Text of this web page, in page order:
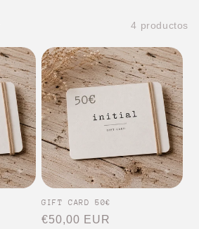
4 productos
GIFT CARD 50€
Precio
€50,00 EUR